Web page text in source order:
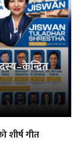
शीर्ष गीत